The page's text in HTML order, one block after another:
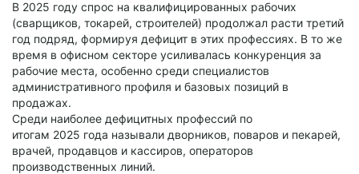
В 2025 году спрос на квалифицированных рабочих
(сварщиков, токарей, строителей) продолжал расти третий
год подряд, формируя дефицит в этих профессиях. В то же
время в офисном секторе усиливалась конкуренция за
рабочие места, особенно среди специалистов
административного профиля и базовых позиций в
продажах.
Среди наиболее дефицитных профессий по
итогам 2025 года называли дворников, поваров и пекарей,
врачей, продавцов и кассиров, операторов
производственных линий.